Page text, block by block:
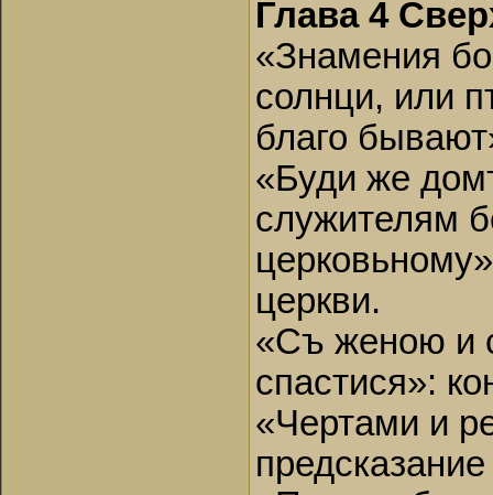
Глава 4
«Знамения
солнци, или
благо
«Буди же
служителям
церкви.
«Съ женою и
спастися»:
«Чертами и